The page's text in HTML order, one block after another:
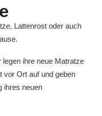
Lattenrost oder auch
ihre neue Matratze
vor Ort auf und geben
ihres neuen